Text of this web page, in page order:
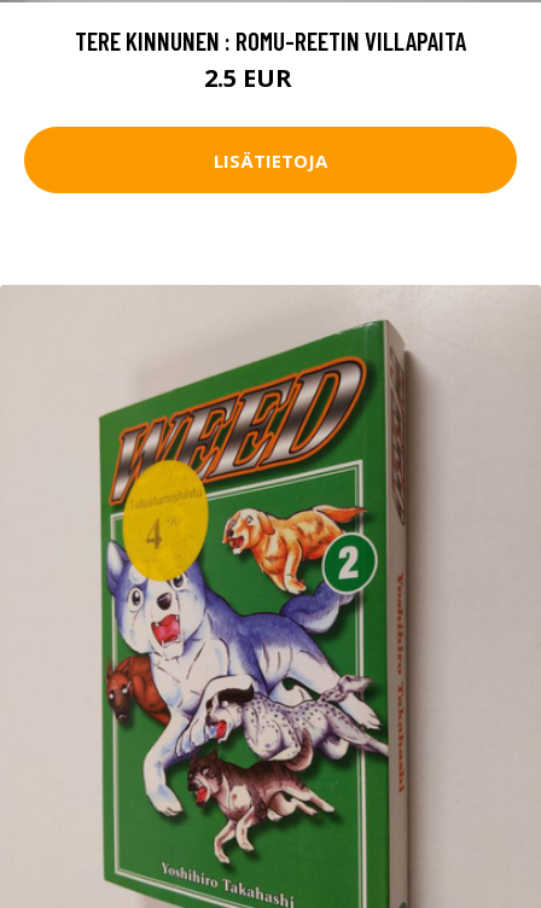
TERE KINNUNEN : ROMU-REETIN VILLAPAITA
2.5 EUR
LISÄTIETOJA